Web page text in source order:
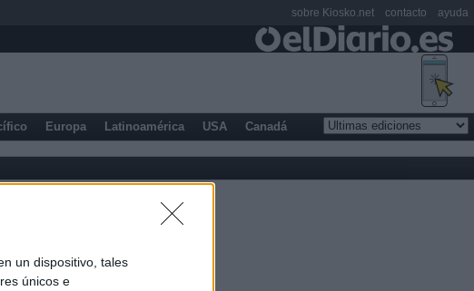
un dispositivo, tales
únicos e
Europa Latinoamérica USA Canadá
sobre Kiosko.net contacto ayuda